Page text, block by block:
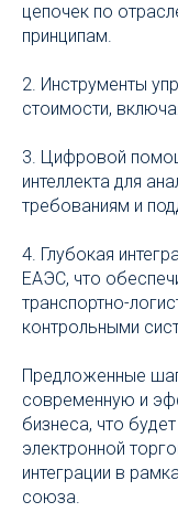
цепочек по
принципам.
2. Инструменты
стоимости,
3. Цифровой
интеллекта для
требованиям и
4. Глубокая
ЕАЭС, что
транспортно-
контрольными
Предложенные
современную и
бизнеса, что
электронной
интеграции в
союза.